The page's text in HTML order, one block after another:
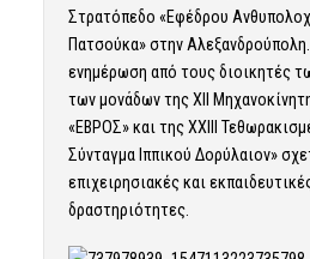
Στρατόπεδο «Εφέδρου
Πατσούκα» στην
ενημέρωση από τους διοικητές
των μονάδων της ΧΙΙ
«ΕΒΡΟΣ» και της ΧΧΙΙΙ
Σύνταγμα Ιππικού Δορύλαιον»
επιχειρησιακές και
δραστηριότητες.